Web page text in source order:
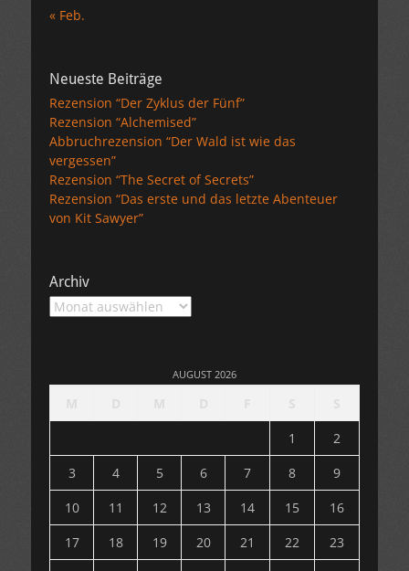
« Feb.
Neueste Beiträge
Rezension “Der Zyklus der Fünf”
Rezension “Alchemised”
Abbruchrezension “Der Wald ist wie das
vergessen”
Rezension “The Secret of Secrets”
Rezension “Das erste und das letzte Abenteuer
von Kit Sawyer”
Archiv
Archiv
AUGUST 2026
1
2
3
4 5 6 7 8
9
10
11 12 13 14 15
16
17
18 19 20 21 22
23